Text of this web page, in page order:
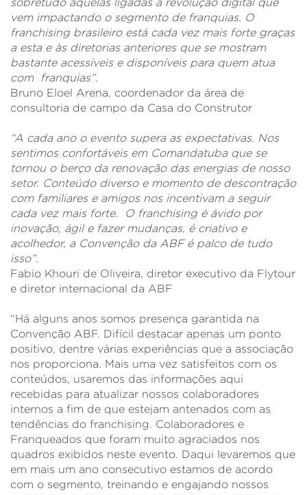
sobretudo aquelas ligadas à revolução digital que
vem impactando o segmento de franquias. O
franchising brasileiro está cada vez mais forte graças
a esta e às diretorias anteriores que se mostram
bastante acessíveis e disponíveis para quem atua
com franquias”.
Bruno Eloel Arena, coordenador da área de
consultoria de campo da Casa do Construtor
“A cada ano o evento supera as expectativas. Nos
sentimos confortáveis em Comandatuba que se
tornou o berço da renovação das energias de nosso
setor. Conteúdo diverso e momento de descontração
com familiares e amigos nos incentivam a seguir
cada vez mais forte. O franchising é ávido por
inovação, ágil e fazer mudanças, é criativo e
acolhedor, a Convenção da ABF é palco de tudo
isso”.
Fabio Khouri de Oliveira, diretor executivo da Flytour
e diretor internacional da ABF
“Há alguns anos somos presença garantida na
Convenção ABF. Difícil destacar apenas um ponto
positivo, dentre várias experiências que a associação
nos proporciona. Mais uma vez satisfeitos com os
conteúdos, usaremos das informações aqui
recebidas para atualizar nossos colaboradores
internos a fim de que estejam antenados com as
tendências do franchising. Colaboradores e
Franqueados que foram muito agraciados nos
quadros exibidos neste evento. Daqui levaremos que
em mais um ano consecutivo estamos de acordo
com o segmento, treinando e engajando nossos